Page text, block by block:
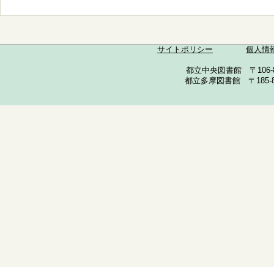
サイトポリシー 個人情
都立中央図書館 〒
都立多摩図書館 〒185-